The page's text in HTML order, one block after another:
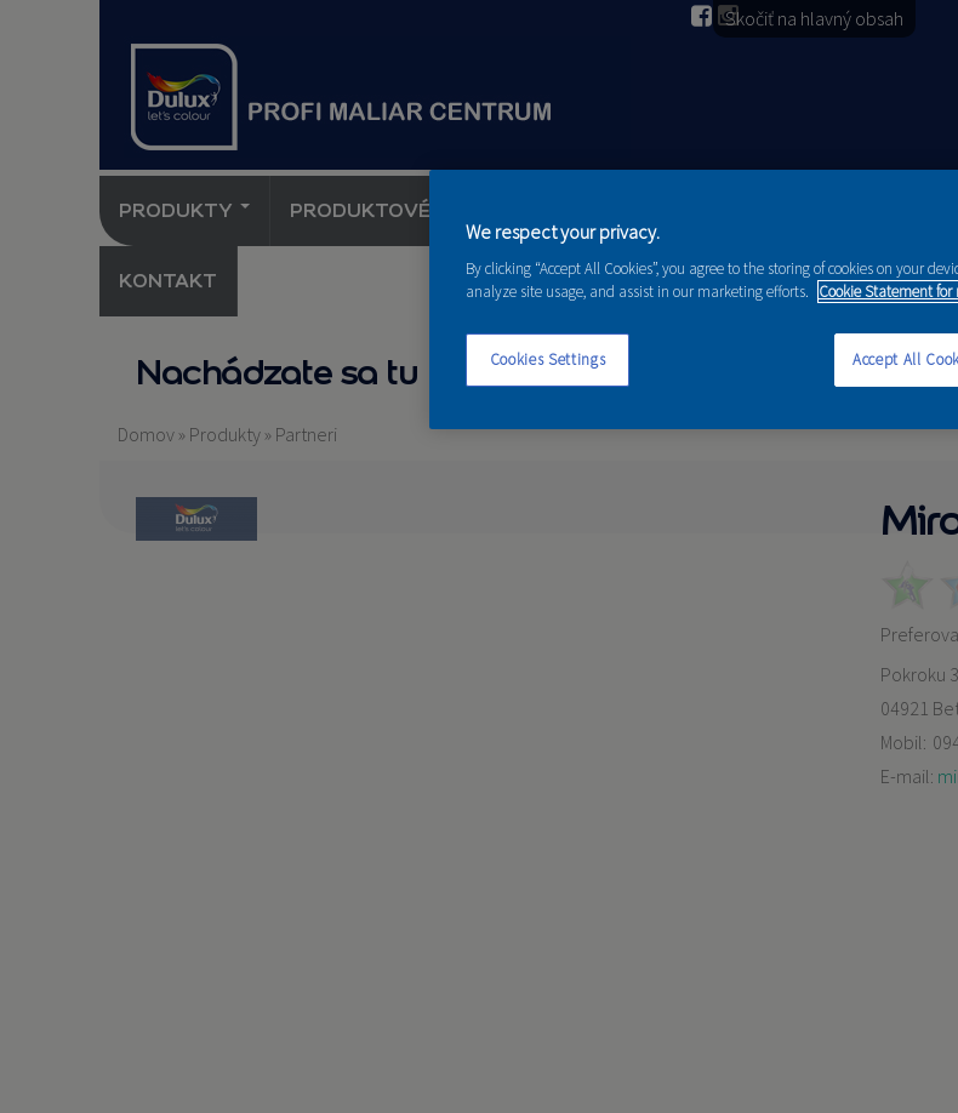
Skočiť na hlavný obsah
PRODUKTY PRODUKTOVÉ NOVINKY 2026
KONTAKT
Nachádzate sa tu
Domov » Produkty » Partneri
Pokroku
04921
Mobil:
E-mail:
We respect your privacy.
By clicking “Accept All Cookies”, you agree to the storing of cookies on your
analyze site usage, and assist in our marketing efforts. Cookie Statement
Cookies Settings Accept All